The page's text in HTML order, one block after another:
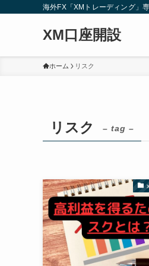
海外FX「XMトレーディング」
XM口座開設
ホーム リスク
リスク – tag –